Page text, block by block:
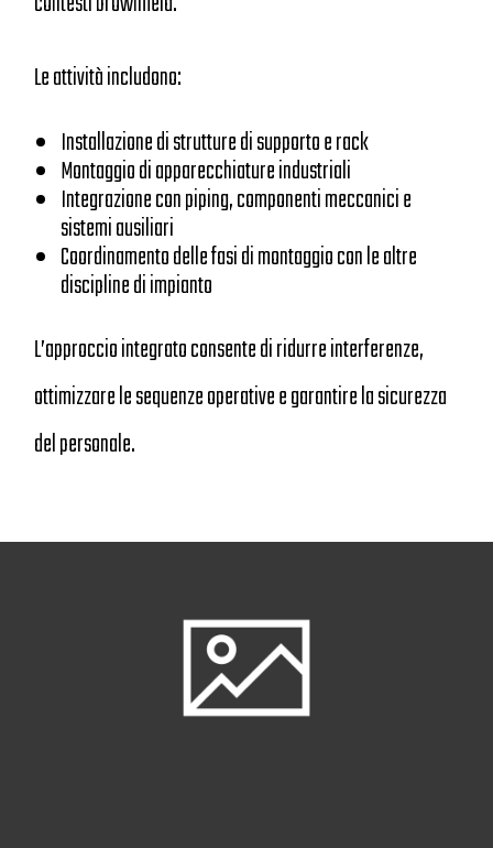
Le attività includono:
Installazione di strutture di supporto e rack
Montaggio di apparecchiature industriali
Integrazione con piping, componenti meccanici e
sistemi ausiliari
Coordinamento delle fasi di montaggio con le altre
discipline di impianto
L’approccio integrato consente di ridurre interferenze,
ottimizzare le sequenze operative e garantire la sicurezza
del personale.